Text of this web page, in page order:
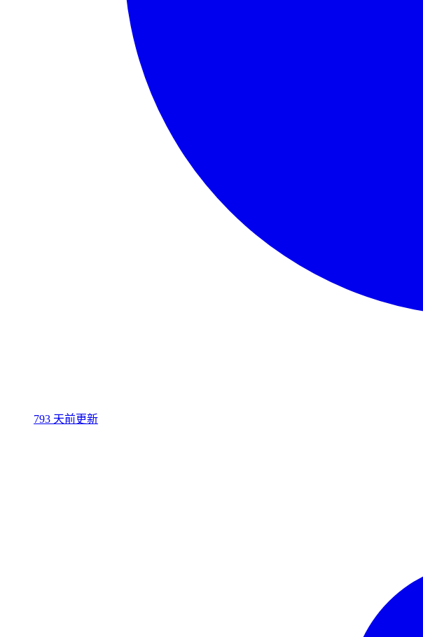
793 天前更新